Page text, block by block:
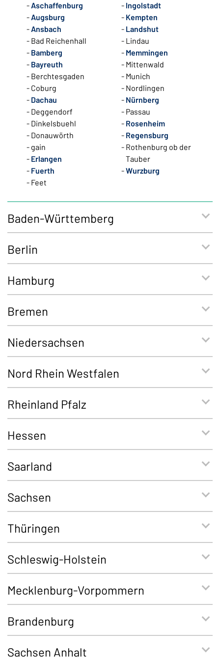
Aschaffenburg
Augsburg
Ansbach
Bad Reichenhall
Bamberg
Bayreuth
Berchtesgaden
Coburg
Dachau
Deggendorf
Dinkelsbuehl
Donauwörth
gain
Erlangen
Fuerth
Feet
Ingolstadt
Kempten
Landshut
Lindau
Memmingen
Mittenwald
Munich
Nordlingen
Nürnberg
Passau
Rosenheim
Regensburg
Rothenburg ob der
Tauber
Wurzburg
Baden-Württemberg
Berlin
Hamburg
Bremen
Niedersachsen
Nord Rhein Westfalen
Rheinland Pfalz
Hessen
Saarland
Sachsen
Thüringen
Schleswig-Holstein
Mecklenburg-Vorpommern
Brandenburg
Sachsen Anhalt